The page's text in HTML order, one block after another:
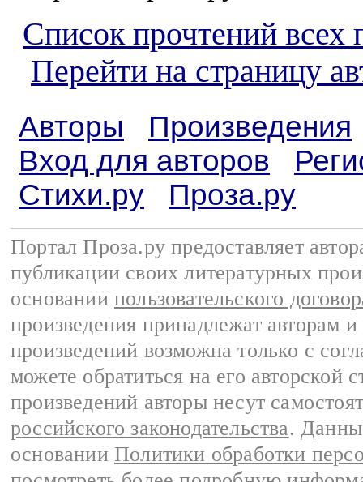
Список прочтений всех
Перейти на страницу
Авторы
Произведения
Вход для авторов
Стихи.ру
Проза.ру
Портал Проза.ру предоставляет
публикации своих литературных
основании пользовательского
произведения принадлежат авторам
произведений возможна только с
можете обратиться на его авторской
произведений авторы несут
российского законодательства.
основании Политики обработки